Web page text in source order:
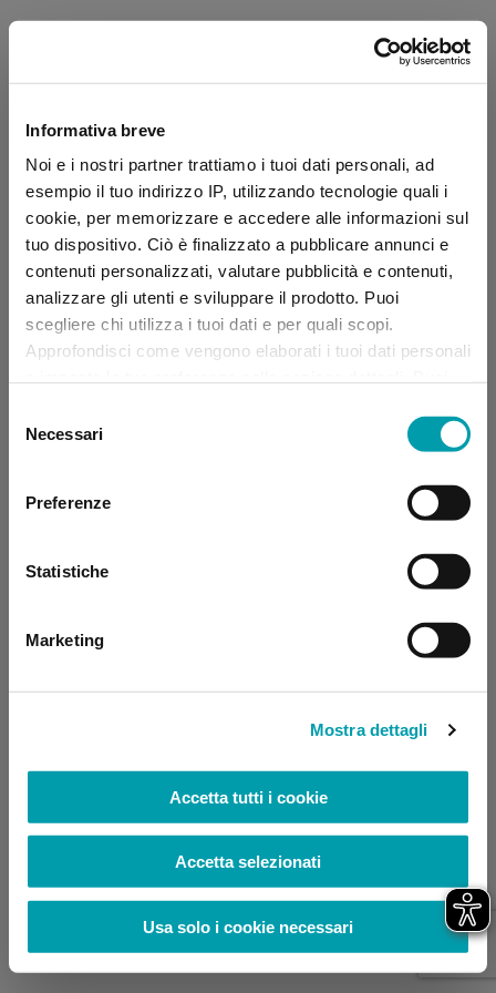
Informativa breve
Noi e i nostri partner trattiamo i tuoi dati personali, ad
esempio il tuo indirizzo IP, utilizzando tecnologie quali i
cookie, per memorizzare e accedere alle informazioni sul
tuo dispositivo. Ciò è finalizzato a pubblicare annunci e
contenuti personalizzati, valutare pubblicità e contenuti,
analizzare gli utenti e sviluppare il prodotto. Puoi
scegliere chi utilizza i tuoi dati e per quali scopi.
Approfondisci come vengono elaborati i tuoi dati personali
momento dalla Dichiarazione sui “
delNecessari
Preferenze
Statistiche
Marketing
Mostra dettagli
Accetta tutti i cookie
Accetta selezionati
Usa solo i cookie necessari
Application error: a client-side exception has occurred (see the
browser console for more information)